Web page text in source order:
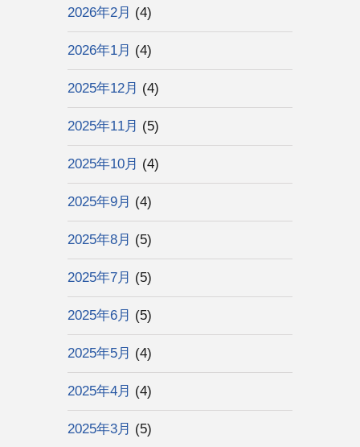
2026年2月 (4)
2026年1月 (4)
2025年12月 (4)
2025年11月 (5)
2025年10月 (4)
2025年9月 (4)
2025年8月 (5)
2025年7月 (5)
2025年6月 (5)
2025年5月 (4)
2025年4月 (4)
2025年3月 (5)